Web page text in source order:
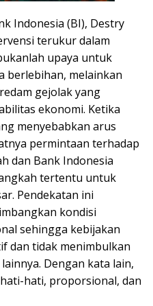
Indonesia (BI), Destry
terukur dalam
upaya untuk
berlebihan, melainkan
gejolak yang
ekonomi. Ketika
menyebabkan arus
permintaan terhadap
dan Bank Indonesia
tertentu untuk
Pendekatan ini
kondisi
sehingga kebijakan
dan tidak menimbulkan
Dengan kata lain,
hati, proporsional, dan